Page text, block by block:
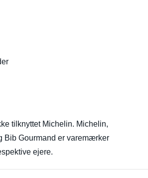
tilknyttet Michelin. Michelin,
Bib Gourmand er varemærker
ejere.